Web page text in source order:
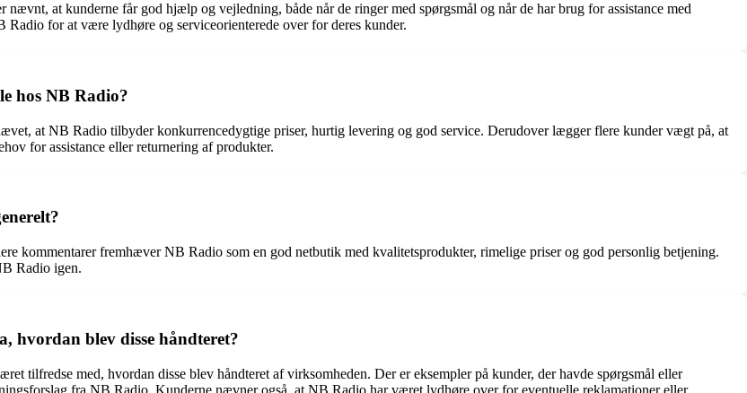
at kunderne får god hjælp og vejledning, både når de ringer med spørgsmål og når de har brug for assistance med
for at være lydhøre og serviceorienterede over for deres kunder.
hos NB Radio?
at NB Radio tilbyder konkurrencedygtige priser, hurtig levering og god service. Derudover lægger flere kunder vægt på, at
for assistance eller returnering af produkter.
kommentarer fremhæver NB Radio som en god netbutik med kvalitetsprodukter, rimelige priser og god personlig betjening.
Radio igen.
hvordan blev disse håndteret?
tilfredse med, hvordan disse blev håndteret af virksomheden. Der er eksempler på kunder, der havde spørgsmål eller
fra NB Radio. Kunderne nævner også, at NB Radio har været lydhøre over for eventuelle reklamationer eller